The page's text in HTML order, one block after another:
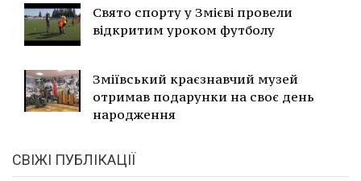
Свято спорту у Змієві провели
відкритим уроком футболу
Зміївський краєзнавчий музей
отримав подарунки на своє день
народження
СВІЖІ ПУБЛІКАЦІЇ